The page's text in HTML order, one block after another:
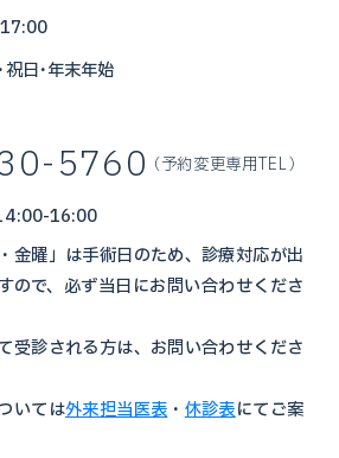
祝日・年末年始
5760 （予約変更専用TEL）
16:00
金曜」は手術日のため、診療対応が出
ので、必ず当日にお問い合わせくださ
受診される方は、お問い合わせくださ
いては外来担当医表 ・ 休診表にてご案